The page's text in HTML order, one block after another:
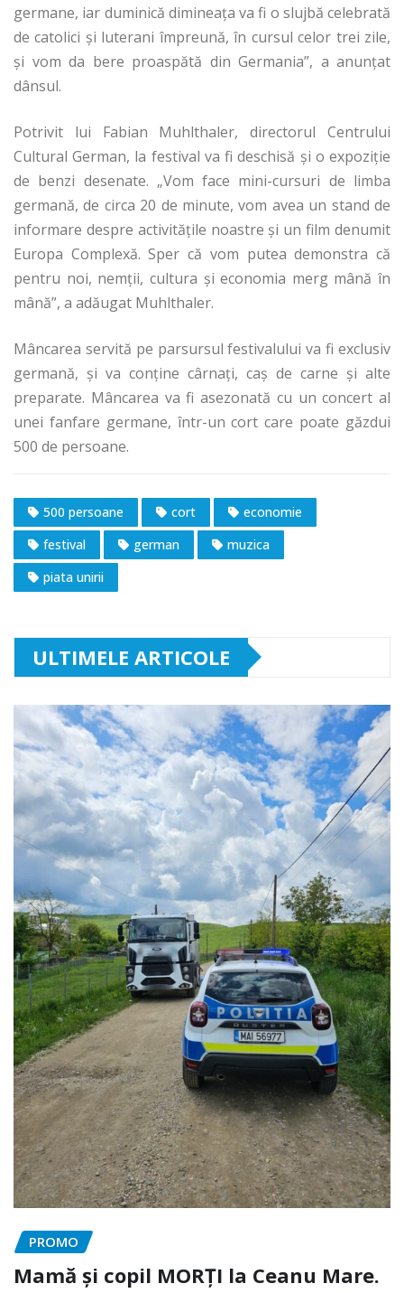
germane, iar duminică dimineaţa va fi o slujbă celebrată
de catolici şi luterani împreună, în cursul celor trei zile,
şi vom da bere proaspătă din Germania”, a anunţat
dânsul.
Potrivit lui Fabian Muhlthaler, directorul Centrului
Cultural German, la festival va fi deschisă şi o expoziţie
de benzi desenate. „Vom face mini-cursuri de limba
germană, de circa 20 de minute, vom avea un stand de
informare despre activităţile noastre şi un film denumit
Europa Complexă. Sper că vom putea demonstra că
pentru noi, nemţii, cultura şi economia merg mână în
mână”, a adăugat Muhlthaler.
Mâncarea servită pe parsursul festivalului va fi exclusiv
germană, şi va conţine cârnaţi, caş de carne şi alte
preparate. Mâncarea va fi asezonată cu un concert al
unei fanfare germane, într-un cort care poate găzdui
500 de persoane.
500 persoane cort
economie
festival
german
muzica
piata unirii
ULTIMELE ARTICOLE
PROMO
Mamă și copil MORȚI la Ceanu Mare.